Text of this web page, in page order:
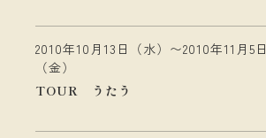
2010年10月13日（水）〜2010年11月5日
（金）
TOUR うたう